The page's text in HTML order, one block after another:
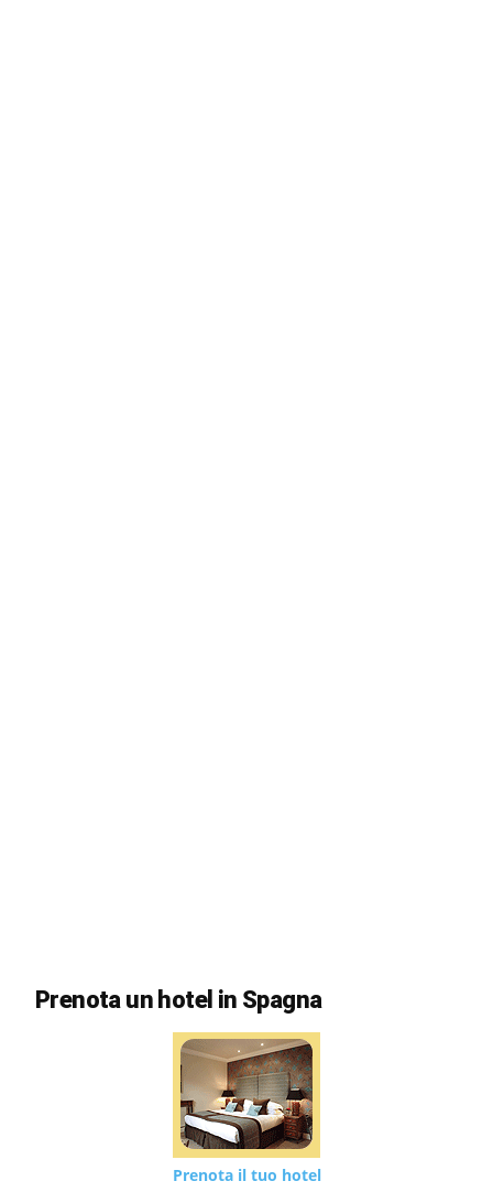
Prenota un hotel in Spagna
Prenota il tuo hotel